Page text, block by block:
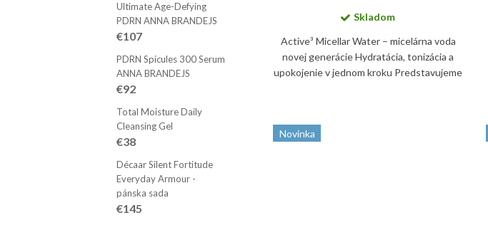
Ultimate Age-Defying
PDRN ANNA BRANDEJS
€107
PDRN Spicules 300 Serum
ANNA BRANDEJS
€92
Total Moisture Daily
Cleansing Gel
€38
Décaar Silent Fortitude
Everyday Armour -
pánska sada
€145
Skladom
Active³ Micellar Water – micelárna voda
novej generácie Hydratácia, tonizácia a
upokojenie v jednom kroku Predstavujeme
Novinka